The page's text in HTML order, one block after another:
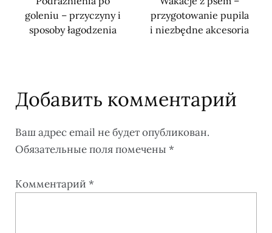
goleniu – przyczyny i
sposoby łagodzenia
przygotowanie pupila
i niezbędne akcesoria
Добавить комментарий
Ваш адрес email не будет опубликован.
Обязательные поля помечены *
Комментарий *